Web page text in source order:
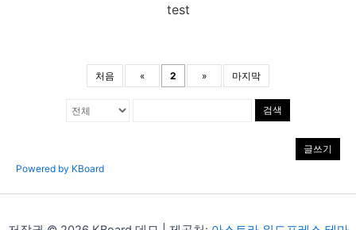
test
처음 « 2 » 마지막
검색
글쓰기
Powered by KBoard